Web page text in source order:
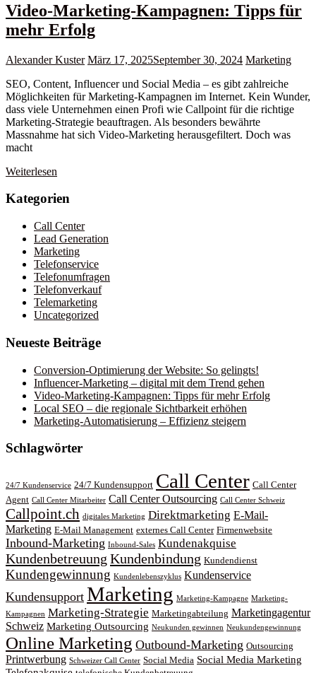
Video-Marketing-Kampagnen: Tipps für
mehr Erfolg
Alexander Kuster März 17, 2025September 30, 2024 Marketing
SEO, Content, Influencer und Social Media – es gibt zahlreiche
Möglichkeiten für Marketing-Kampagnen im Internet. Kein Wunder,
dass viele Unternehmen einen Profi wie Callpoint für die richtige
Marketing-Strategie beauftragen. Als besonders bewährte
Massnahme hat sich Video-Marketing herausgefiltert. Doch was
macht
Weiterlesen
Kategorien
Call Center
Lead Generation
Marketing
Telefonservice
Telefonumfragen
Telefonverkauf
Telemarketing
Uncategorized
Neueste Beiträge
Conversion-Optimierung der Website: So gelingts!
Influencer-Marketing – digital mit dem Trend gehen
Video-Marketing-Kampagnen: Tipps für mehr Erfolg
Local SEO – die regionale Sichtbarkeit erhöhen
Marketing-Automatisierung – Effizienz steigern
Schlagwörter
24/7 Kundenservice 24/7 Kundensupport Call Center Call Center
Agent Call Center Mitarbeiter Call Center Outsourcing Call Center Schweiz
Callpoint.ch digitales Marketing Direktmarketing E-Mail-
Marketing E-Mail Management externes Call Center Firmenwebsite
Inbound-Marketing Inbound-Sales Kundenakquise
Kundenbetreuung Kundenbindung Kundendienst
Kundengewinnung Kundenlebenszyklus Kundenservice
Kundensupport Marketing Marketing-Kampagne Marketing-
Kampagnen Marketing-Strategie Marketingabteilung Marketingagentur
Schweiz Marketing Outsourcing Neukunden gewinnen Neukundengewinnung
Online Marketing Outbound-Marketing Outsourcing
Printwerbung Schweizer Call Center Social Media Social Media Marketing